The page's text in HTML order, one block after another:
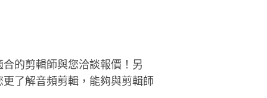
的剪輯師與您洽談報價！另
了解音頻剪輯，能夠與剪輯師